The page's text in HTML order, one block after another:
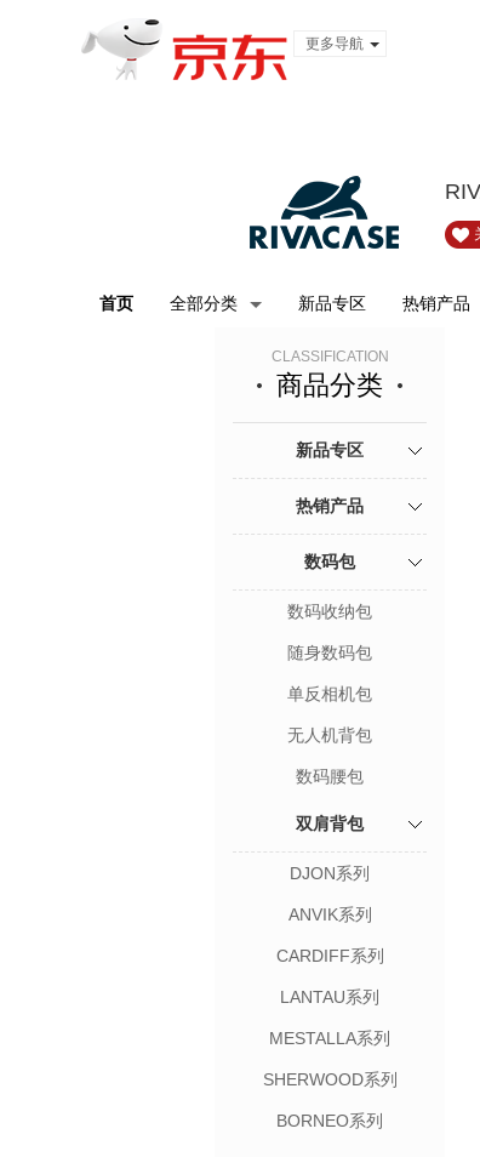
更多导航
首页 全部分类 新品专区 热销产品
CLASSIFICATION
商品分类
新品专区
热销产品
数码包
数码收纳包
随身数码包
单反相机包
无人机背包
数码腰包
双肩背包
DJON系列
ANVIK系列
CARDIFF系列
LANTAU系列
MESTALLA系列
SHERWOOD系列
BORNEO系列